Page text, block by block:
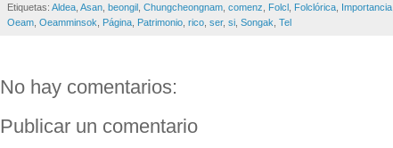
Etiquetas: Aldea Asan beongil Chungcheongnam comenz Folcl Folclórica Importancia
Oeam Oeamminsok Página Patrimonio rico ser, si Songak Tel
No hay comentarios:
Publicar un comentario